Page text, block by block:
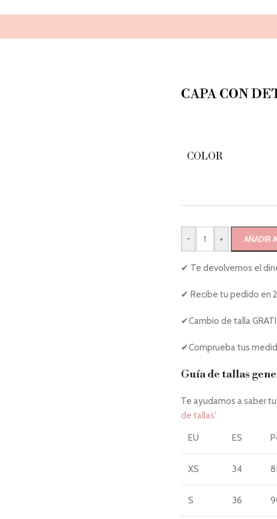
CAPA CON
COLOR
- + AÑADIR
✔ Te devolvemos el
✔ Recibe tu pedido en
✔Cambio de talla
✔Comprueba tus
Guía de tallas
Te ayudamos a saber
de tallas'
EU ES
XS 34
S 36